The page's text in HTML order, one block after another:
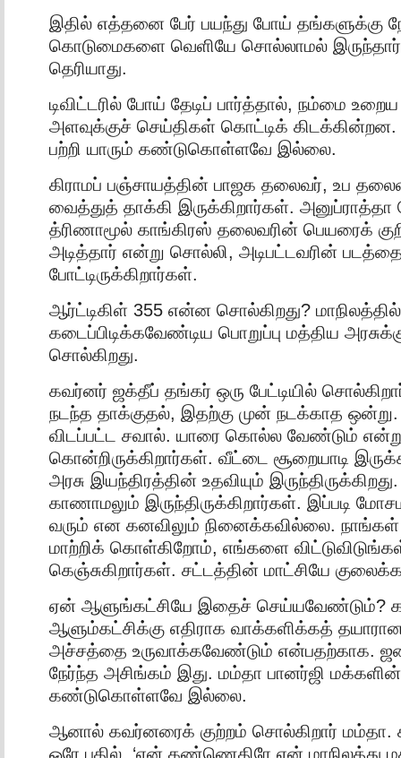
இதில் எத்தனை பேர் பயந்து போய் தங்களுக்கு
கொடுமைகளை வெளியே சொல்லாமல்
தெரியாது.
டிவிட்டரில் போய் தேடிப் பார்த்தால், நம்மை
அளவுக்குச் செய்திகள் கொட்டிக் கிடக்கின்றன.
பற்றி யாரும் கண்டுகொள்ளவே இல்லை.
கிராமப் பஞ்சாயத்தின் பாஜக தலைவர், உப
வைத்துத் தாக்கி இருக்கிறார்கள்.
த்ரிணாமூல் காங்கிரஸ் தலைவரின் பெயரைக்
அடித்தார் என்று சொல்லி, அடிபட்டவரின்
போட்டிருக்கிறார்கள்.
ஆர்ட்டிகிள் 355 என்ன சொல்கிறது?
கடைப்பிடிக்கவேண்டிய பொறுப்பு மத்திய
சொல்கிறது.
கவர்னர் ஜக்தீப் தங்கர் ஒரு பேட்டியில்
நடந்த தாக்குதல், இதற்கு முன் நடக்காத
விடப்பட்ட சவால். யாரை கொல்ல வேண்டும் என்று
கொன்றிருக்கிறார்கள். வீட்டை சூறையாடி
அரசு இயந்திரத்தின் உதவியும்
காணாமலும் இருந்திருக்கிறார்கள். இப்படி
வரும் என கனவிலும் நினைக்கவில்லை.
மாற்றிக் கொள்கிறோம், எங்களை
கெஞ்சுகிறார்கள். சட்டத்தின் மாட்சியே
ஏன் ஆளுங்கட்சியே இதைச் செய்யவேண்டும்?
ஆளும்கட்சிக்கு எதிராக வாக்களிக்கத்
அச்சத்தை உருவாக்கவேண்டும் என்பதற்காக.
நேர்ந்த அசிங்கம் இது. மம்தா பானர்ஜி
கண்டுகொள்ளவே இல்லை.
ஆனால் கவர்னரைக் குற்றம் சொல்கிறார்
ஒரே பதில், ‘என் கண்ணெதிரே என் மாநிலத்து